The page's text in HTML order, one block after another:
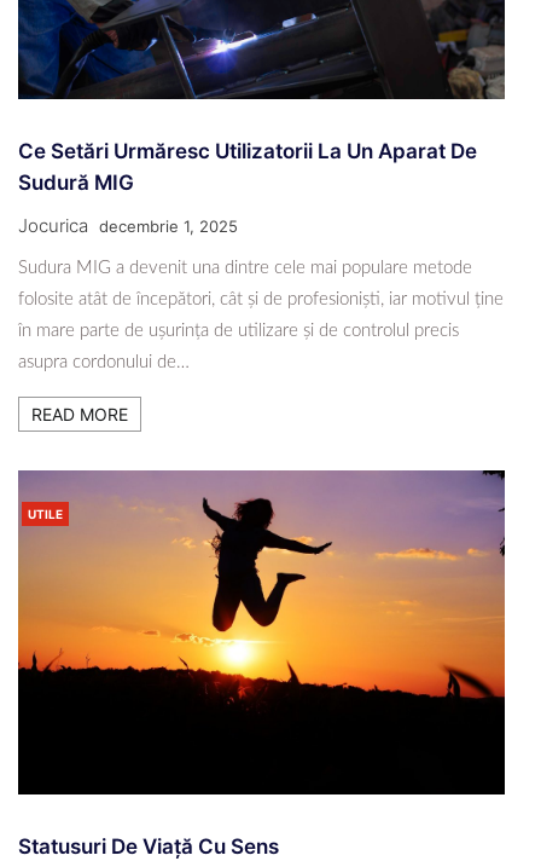
Ce Setări Urmăresc Utilizatorii La Un Aparat De
Sudură MIG
Jocurica decembrie 1, 2025
Sudura MIG a devenit una dintre cele mai populare metode
folosite atât de începători, cât și de profesioniști, iar motivul ține
în mare parte de ușurința de utilizare și de controlul precis
asupra cordonului de…
READ MORE
UTILE
Statusuri De Viață Cu Sens